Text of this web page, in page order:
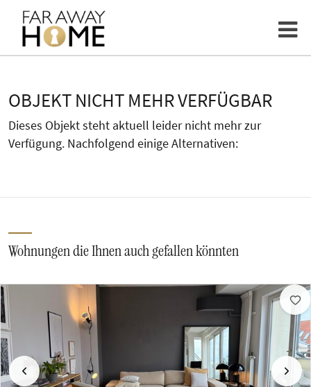
OBJEKT NICHT MEHR VERFÜGBAR
Dieses Objekt steht aktuell leider nicht mehr zur
Verfügung. Nachfolgend einige Alternativen:
Wohnungen die Ihnen auch gefallen könnten
Vorherige